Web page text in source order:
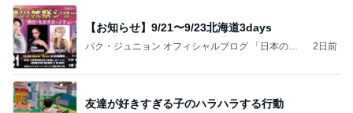
【お知らせ】9/21〜9/23北海道3days
パク・ジュニョン オフィシャルブログ 「日本の
2日前
友達が好きすぎる子のハラハラする行動